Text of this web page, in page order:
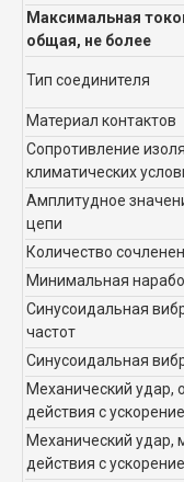
Максимальная
общая, не более
Тип соединителя
Материал контактов
Сопротивление
климатических
Амплитудное
цепи
Количество
Минимальная
Синусоидальная
частот
Синусоидальная
Механический удар,
действия с
Механический удар,
действия с